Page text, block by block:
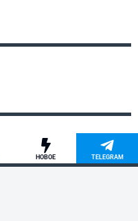
НОВОЕ TELEGRAM